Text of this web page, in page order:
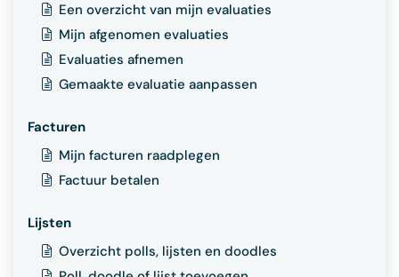
Een overzicht van mijn evaluaties
Mijn afgenomen evaluaties
Evaluaties afnemen
Gemaakte evaluatie aanpassen
Facturen
Mijn facturen raadplegen
Factuur betalen
Lijsten
Overzicht polls, lijsten en doodles